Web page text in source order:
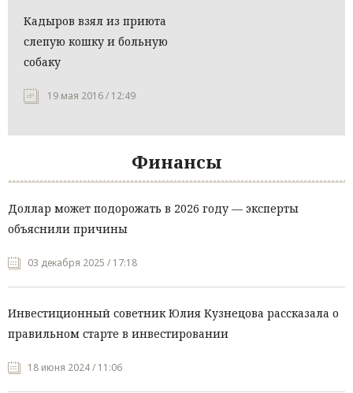
Кадыров взял из приюта
слепую кошку и больную
собаку
19 мая 2016 / 12:49
Финансы
Доллар может подорожать в 2026 году — эксперты
объяснили причины
03 декабря 2025 / 17:18
Инвестиционный советник Юлия Кузнецова рассказала о
правильном старте в инвестировании
18 июня 2024 / 11:06